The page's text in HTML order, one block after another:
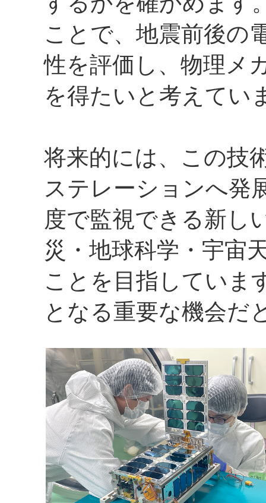
ことで、地震前後の
性を評価し、物理メ
を得たいと考えてい
将来的には、この技
ステレーションへ発
度で監視できる新し
災・地球科学・宇宙
ことを目指していま
となる重要な機会だ